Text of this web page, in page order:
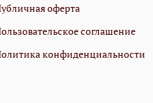
оферта
соглашение
конфиденциальности